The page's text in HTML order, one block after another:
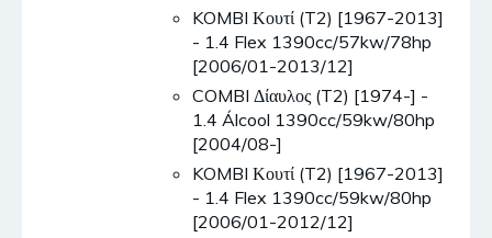
KOMBI Κουτί (T2) [1967-2013]
- 1.4 Flex 1390cc/57kw/78hp
[2006/01-2013/12]
COMBI Δίαυλος (T2) [1974-] -
1.4 Álcool 1390cc/59kw/80hp
[2004/08-]
KOMBI Κουτί (T2) [1967-2013]
- 1.4 Flex 1390cc/59kw/80hp
[2006/01-2012/12]